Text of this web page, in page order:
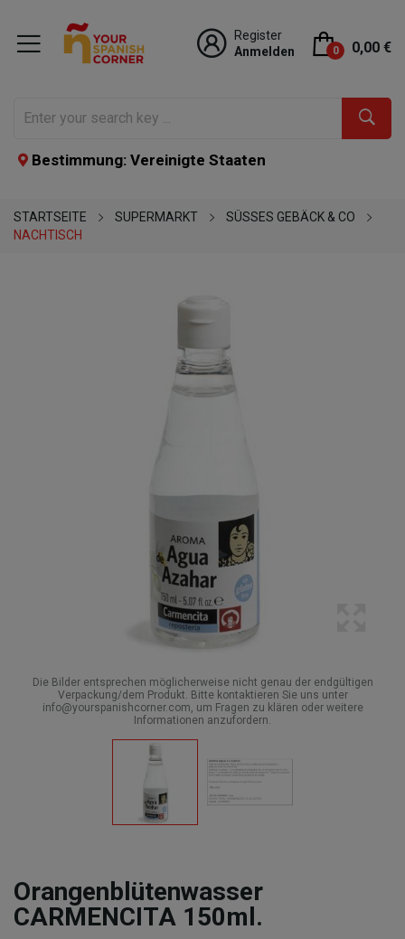
Register
Anmelden
0 0,00 €
Bestimmung: Vereinigte Staaten
STARTSEITE SUPERMARKT
SÜSSES GEBÄCK & CO
NACHTISCH
Die Bilder entsprechen möglicherweise nicht genau der endgültigen
Verpackung/dem Produkt. Bitte kontaktieren Sie uns unter
info@yourspanishcorner.com, um Fragen zu klären oder weitere
Informationen anzufordern.
Orangenblütenwasser
CARMENCITA 150ml.